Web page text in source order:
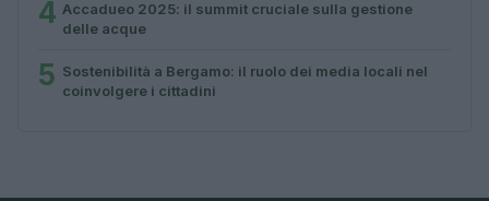
4 Accadueo 2025: il summit cruciale sulla gestione
delle acque
5 Sostenibilità a Bergamo: il ruolo dei media locali nel
coinvolgere i cittadini